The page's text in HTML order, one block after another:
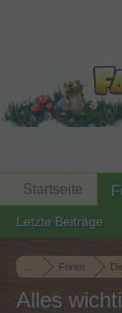
Foren
Alles
Startseite
Letzte Beiträge